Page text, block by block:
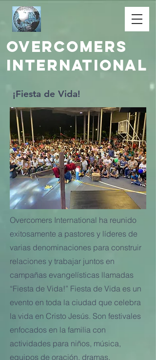
Overcomers
International
¡Fiesta de Vida!
Overcomers International ha reunido
exitosamente a pastores y líderes de
varias denominaciones para construir
relaciones y trabajar juntos en
campañas evangelísticas llamadas
“Fiesta de Vida!” Fiesta de Vida es un
evento en toda la ciudad que celebra
la vida en Cristo Jesús. Son festivales
enfocados en la familia con
actividades para niños, música,
equipos de oración, dramas,